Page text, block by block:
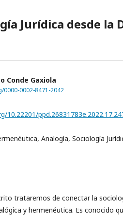
Jurídica desde
Conde Gaxiola
0002-8471-2042
10.22201/
Analogía, Sociología
trataremos de conectar la
y hermenéutica. Es conocido